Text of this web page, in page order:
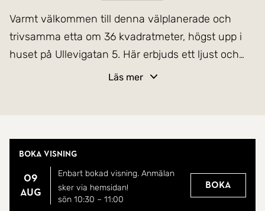
Varmt välkommen till denna välplanerade och
trivsamma etta om 36 kvadratmeter, högst upp i
huset på Ullevigatan 5. Här erbjuds ett ljust och
välskött boende med smart planlösning och ett
genomtänkt disposition som skapar en luftig och
hemtrevlig känsla. Det stilrena köket erbjuder bra
arbetsytor, god förvaring och plats för matbord.
Allrummet är lättmöblerat och rymmer både
Läs mer
Boka visning
09
aug
Enbart bokad visning. Anmälan
sker via hemsidan!
sön 10:30 – 11:00
Boka